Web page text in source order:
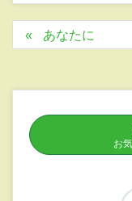
あなたに
お